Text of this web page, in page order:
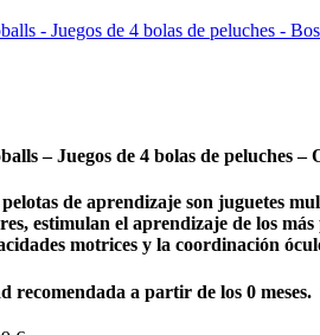
- Juegos de 4 bolas de peluches -
– Juegos de 4 bolas de peluches
de aprendizaje son juguetes
estimulan el aprendizaje de los
motrices y la coordinación
recomendada a partir de los 0 meses.